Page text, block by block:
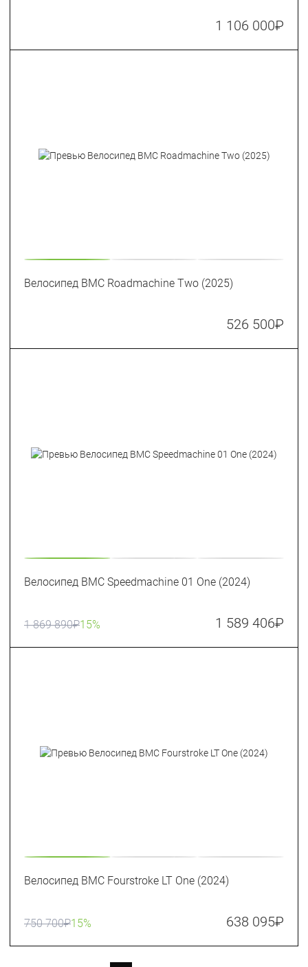
1 106 000₽
Велосипед BMC Roadmachine Two (2025)
526 500₽
Велосипед BMC Speedmachine 01 One (2024)
1 869 890₽15% 1 589 406₽
Велосипед BMC Fourstroke LT One (2024)
750 700₽15% 638 095₽